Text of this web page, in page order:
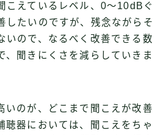
こえているレベル、0〜10dBぐ
したいのですが、残念ながらそ
いので、なるべく改善できる数
、聞きにくさを減らしていきま
いのが、どこまで聞こえが改善
聴器においては、聞こえをちゃ